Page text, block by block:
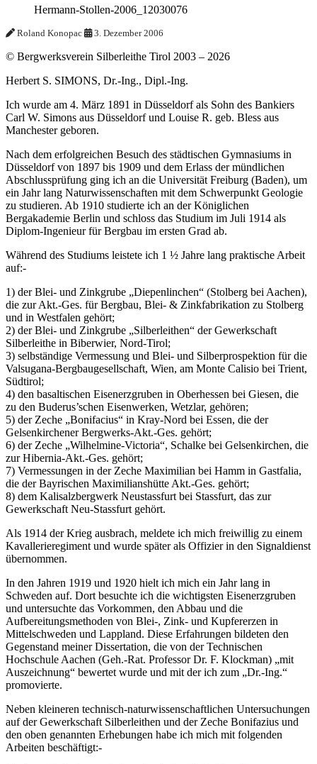
Her­mann-Stol­len-2006_12030076
Roland Kono­pac 3. Dezem­ber 2006
© Bergwerksverein Silberleithe Tirol 2003 – 2026
Herbert S. SIMONS, Dr.-Ing., Dipl.-Ing.
Ich wurde am 4. März 1891 in Düsseldorf als Sohn des Bankiers
Carl W. Simons aus Düsseldorf und Louise R. geb. Bless aus
Manchester geboren.
Nach dem erfolgreichen Besuch des städtischen Gymnasiums in
Düsseldorf von 1897 bis 1909 und dem Erlass der mündlichen
Abschlussprüfung ging ich an die Universität Freiburg (Baden), um
ein Jahr lang Naturwissenschaften mit dem Schwerpunkt Geologie
zu studieren. Ab 1910 studierte ich an der Königlichen
Bergakademie Berlin und schloss das Studium im Juli 1914 als
Diplom-Ingenieur für Bergbau im ersten Grad ab.
Während des Studiums leistete ich 1 ½ Jahre lang praktische Arbeit
auf:-
1) der Blei- und Zinkgrube „Diepenlinchen“ (Stolberg bei Aachen),
die zur Akt.-Ges. für Bergbau, Blei- & Zinkfabrikation zu Stolberg
und in Westfalen gehört;
2) der Blei- und Zinkgrube „Silberleithen“ der Gewerkschaft
Silberleithe in Biberwier, Nord-Tirol;
3) selbständige Vermessung und Blei- und Silberprospektion für die
Valsugana-Bergbaugesellschaft, Wien, am Monte Calisio bei Trient,
Südtirol;
4) den basaltischen Eisenerzgruben in Oberhessen bei Giesen, die
zu den Buderus’schen Eisenwerken, Wetzlar, gehören;
5) der Zeche „Bonifacius“ in Kray-Nord bei Essen, die der
Gelsenkirchener Bergwerks-Akt.-Ges. gehört;
6) der Zeche „Wilhelmine-Victoria“, Schalke bei Gelsenkirchen, die
zur Hibernia-Akt.-Ges. gehört;
7) Vermessungen in der Zeche Maximilian bei Hamm in Gastfalia,
die der Bayrischen Maximilianshütte Akt.-Ges. gehört;
8) dem Kalisalzbergwerk Neustassfurt bei Stassfurt, das zur
Gewerkschaft Neu-Stassfurt gehört.
Als 1914 der Krieg ausbrach, meldete ich mich freiwillig zu einem
Kavallerieregiment und wurde später als Offizier in den Signaldienst
übernommen.
In den Jahren 1919 und 1920 hielt ich mich ein Jahr lang in
Schweden auf. Dort besuchte ich die wichtigsten Eisenerzgruben
und untersuchte das Vorkommen, den Abbau und die
Aufbereitungsmethoden von Blei-, Zink- und Kupfererzen in
Mittelschweden und Lappland. Diese Erfahrungen bildeten den
Gegenstand meiner Dissertation, die von der Technischen
Hochschule Aachen (Geh.-Rat. Professor Dr. F. Klockman) „mit
Auszeichnung“ bewertet wurde und mit der ich zum „Dr.-Ing.“
promovierte.
Neben kleineren technisch-naturwissenschaftlichen Untersuchungen
auf der Gewerkschaft Silberleithen und der Zeche Bonifazius und
den oben genannten Erhebungen habe ich mich mit folgenden
Arbeiten beschäftigt:-